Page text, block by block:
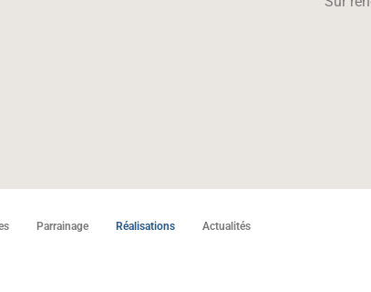
Parrainage Réalisations Actualités